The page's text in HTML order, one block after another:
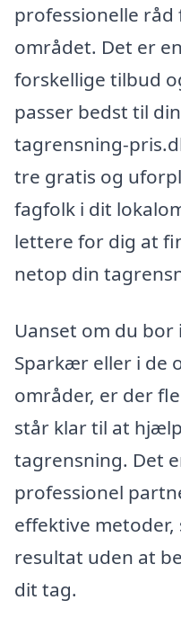
professionelle råd
området. Det er
forskellige tilbud
passer bedst til
tagrensning-
tre gratis og
fagfolk i dit
lettere for dig at
netop din
Uanset om du bor
Sparkær eller i de
områder, er der
står klar til at
tagrensning. Det
professionel
effektive metoder,
resultat uden at
dit tag.